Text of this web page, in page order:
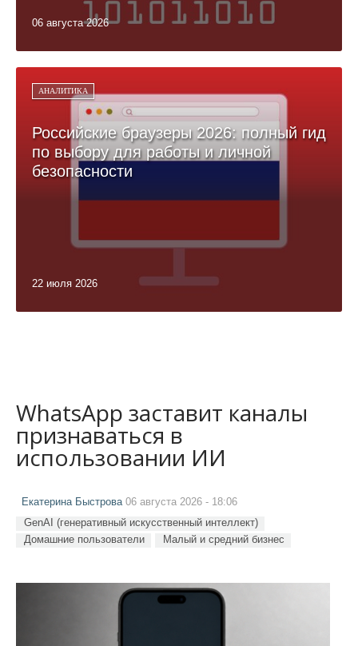
06 августа 2026
АНАЛИТИКА
Российские браузеры 2026: полный гид
по выбору для работы и личной
безопасности
22 июля 2026
WhatsApp заставит каналы
признаваться в
использовании ИИ
Екатерина Быстрова06 августа 2026 - 18:06
GenAI (генеративный искусственный интеллект)
Домашние пользователи
Малый и средний бизнес